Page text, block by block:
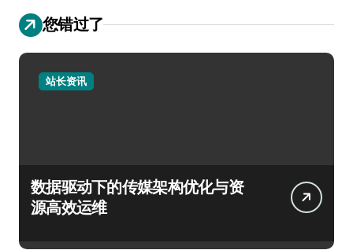
您错过了
站长资讯
数据驱动下的传媒架构优化与资
源高效运维